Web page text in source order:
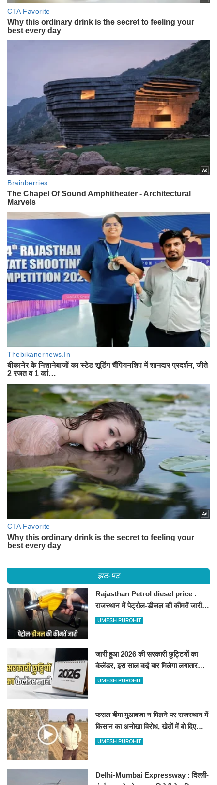
झट-पट
Rajasthan Petrol diesel price :
राजस्थान में पेट्रोल-डीजल की कीमतें जारी,
जानिए बीकानेर समेत पुरे प्रदेश में नए रेट
UMESH PUROHIT
जारी हुआ 2026 की सरकारी छुट्टियों का
कैलेंडर, इस साल कई बार मिलेगा लगातार
अवकाश, देखें
UMESH PUROHIT
फसल बीमा मुआवजा न मिलने पर राजस्थान में
किसान का अनोखा विरोध, खेतों में बो दिए
500-500 रुपए के नोट, वीडियो वायरल
UMESH PUROHIT
Delhi-Mumbai Expressway : दिल्ली-